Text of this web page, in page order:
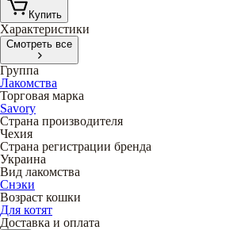
Купить
Характеристики
Смотреть все
Группа
Лакомства
Торговая марка
Savory
Страна производителя
Чехия
Страна регистрации бренда
Украина
Вид лакомства
Снэки
Возраст кошки
Для котят
Доставка и оплата